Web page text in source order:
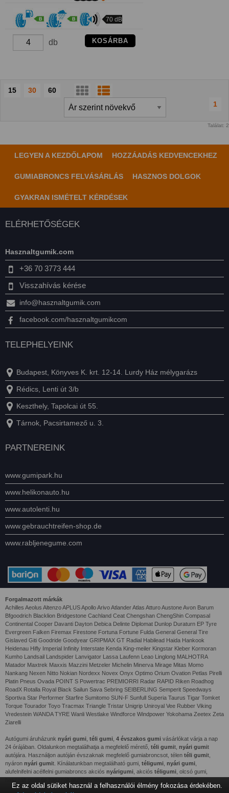
70 dB
db KOSÁRBA
15 30
60
1
Találat: 2
LEGYEN A KEZDŐLAPOM HOZZÁADÁS KEDVENCEKHEZ
GUMIABRONCS FELVÁSÁRLÁS HASZNOS DOLGOK
GYAKRAN ISMÉTELT KÉRDÉSEK
ELÉRHETŐSÉGEK
Hasznaltgumik.com
+36 70 3773 444
Visszahívás kérése
info@hasznaltgumik.com
facebook.com/hasznaltgumikcom
TELEPHELYEINK
Budapest, Könyves K. krt. 12-14. Lurdy Ház mélygarázs
Rédics, Lenti út 3/b
Keszthely, Tapolcai út 55.
Tárnok, Pacsirtamező u. 3.
PARTNEREINK
www.gumipark.hu
www.helikonauto.hu
www.autolenti.hu
www.gebrauchtreifen-shop.de
www.rabljenegume.com
Forgalmazott márkák
Achilles Aeolus Altenzo APLUS Apollo Arivo Atlander Atlas Atturo Austone Avon Barum
Bfgoodrich Blacklion Bridgestone Cachland Ceat Chengshan ChengShin Compasal
Continental Cooper Davanti Dayton Debica Delinte Diplomat Dunlop Duraturn EP Tyre
Evergreen Falken Firemax Firestone Fortuna Fortune Fulda General General Tire
Gislaved Giti Goodride Goodyear GRIPMAX GT Radial Habilead Haida Hankook
Heidenau Hifly Imperial Infinity Interstate Kenda King-meiler Kingstar Kleber Kormoran
Kumho Landsail Landspider Lanvigator Lassa Laufenn Leao Linglong MALHOTRA
Matador Maxtrek Maxxis Mazzini Metzeler Michelin Minerva Mirage Mitas Momo
Nankang Nexen Nitto Nokian Nordexx Novex Onyx Optimo Orium Ovation Petlas Pirelli
Platin Pneus Ovada POINT S Powertrac PREMIORRI Radar RAPID Riken Roadhog
RoadX Rotalla Royal Black Sailun Sava Sebring SEIBERLING Semperit Speedways
Sportiva Star Performer Starfire Sumitomo SUN-F Sunfull Superia Taurus Tigar Tomket
Torque Tourador Toyo Tracmax Triangle Tristar Unigrip Uniroyal Vee Rubber Viking
Vredestein WANDA TYRE Wanli Westlake Windforce Windpower Yokohama Zeetex Zeta
Ziarelli
Autógumi áruházunk nyári gumi, téli gumi, 4 évszakos gumi vásárlókat várja a nap
24 órájában. Oldalunkon megtalálhatja a megfelelő mérető, téli gumit, nyári gumit
autójára. Használjon autóján évszaknak megfelelő gumiabroncsot, télen téli gumit,
nyáron nyári gumit. Kínálatunkban megtalálható gumi, téligumi, nyári gumi,
alufelnifelni acélfelni gumiabroncs akciós nyárigumi, akciós téligumi, olcsó gumi,
Ez az oldal sütiket használ a felhasználói élmény fokozása érdekében.